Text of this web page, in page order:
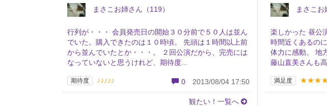
まさこお姉さん（119）
行列が・・・ 会員発売日の開始３０分前で５０人は並ん
でいた。購入できたのは１０時頃。 先頭は１時間以上前
から並んでいたとか・・・。 ２回公演だから、完売には
なっていないと思うけれど、期待度...
期待度 ♪♪♪♪♪ 0 2013/08/04 17:50
観たい！一覧へ
まさこお
楽しかった 昼公
時間近くあるの
体力に感動。 地
藤山直美さんも
満足度